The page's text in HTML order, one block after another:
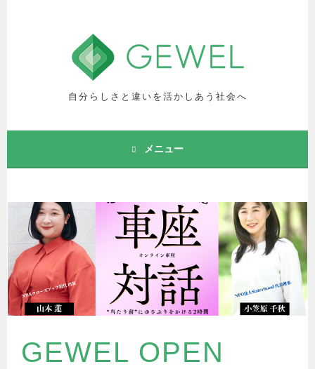
自分らしさと違いを活かしあう社会へ
メニュー
GEWEL OPEN